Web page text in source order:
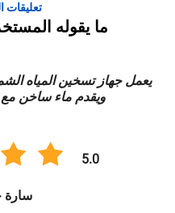
تعليقات
ما يقوله
يعمل جهاز تسخين المياه
ويقدم ماء ساخن مع
5.0
سارة